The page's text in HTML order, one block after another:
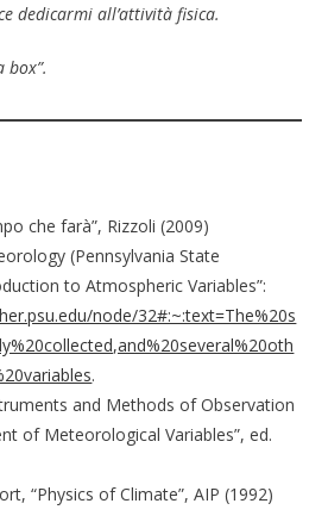
dedicarmi all’attività fisica.
box”.
che farà”, Rizzoli (2009)
(Pennsylvania State
to Atmospheric Variables”:
node/32#:~:text=The%20s
.
and Methods of Observation
of Meteorological Variables”, ed.
“Physics of Climate”, AIP (1992)